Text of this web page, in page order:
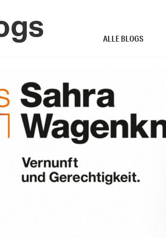
ALLE BLOGS